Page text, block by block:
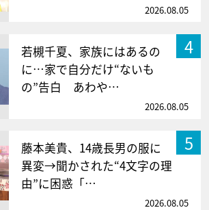
2026.08.05
4
若槻千夏、家族にはあるの
に…家で自分だけ“ないも
の”告白 あわや…
2026.08.05
5
藤本美貴、14歳長男の服に
異変→聞かされた“4文字の理
由”に困惑「…
2026.08.05